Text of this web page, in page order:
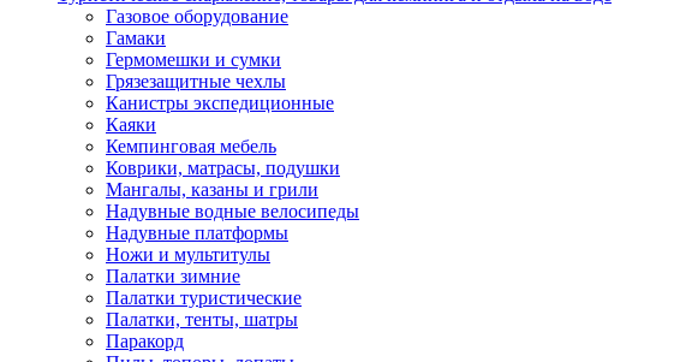
Газовое оборудование
Гамаки
Гермомешки и сумки
Грязезащитные чехлы
Канистры экспедиционные
Каяки
Кемпинговая мебель
Коврики, матрасы, подушки
Мангалы, казаны и грили
Надувные водные велосипеды
Надувные платформы
Ножи и мультитулы
Палатки зимние
Палатки туристические
Палатки, тенты, шатры
Паракорд